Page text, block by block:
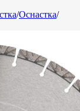
/Оснастка/